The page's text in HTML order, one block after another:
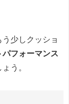
少しクッショ
パフォーマンス
う。